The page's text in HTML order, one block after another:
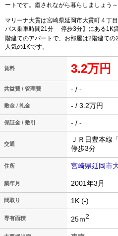
ートです。癒されながら暮らしましょう～
マリーナ大貫は宮崎県延岡市大貫町４丁
バス乗車時間21分 停歩3分】にある1K
階建てのアパートで、お部屋は2階建て
人気の1Kです。
賃料 3.2万円
共益費 / 管理費 - / -
敷金 / 礼金 - / 3.2万円
保証金 / 敷引 - / -
交通
ＪＲ日豊本
停歩3分
住所 宮崎県延岡市
築年月 2001年3月
間取り 1K (-)
専有面積 25ｍ2